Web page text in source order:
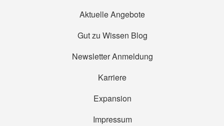
Aktuelle Angebote
Gut zu Wissen Blog
Newsletter Anmeldung
Karriere
Expansion
Impressum